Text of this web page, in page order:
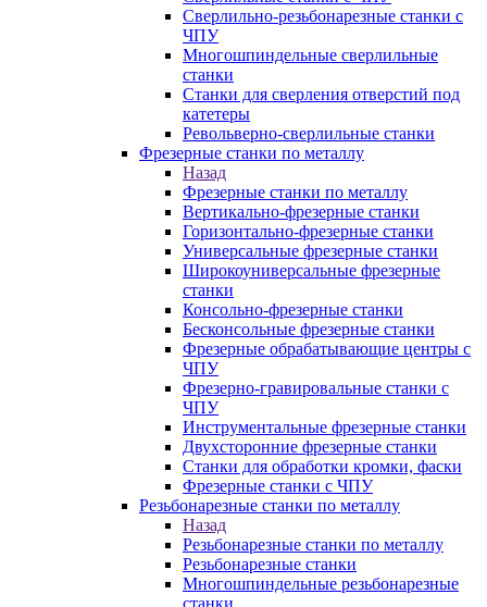
Сверлильно-резьбонарезные станки с
ЧПУ
Многошпиндельные сверлильные
станки
Станки для сверления отверстий под
катетеры
Револьверно-сверлильные станки
Фрезерные станки по металлу
Назад
Фрезерные станки по металлу
Вертикально-фрезерные станки
Горизонтально-фрезерные станки
Универсальные фрезерные станки
Широкоуниверсальные фрезерные
станки
Консольно-фрезерные станки
Бесконсольные фрезерные станки
Фрезерные обрабатывающие центры с
ЧПУ
Фрезерно-гравировальные станки с
ЧПУ
Инструментальные фрезерные станки
Двухсторонние фрезерные станки
Станки для обработки кромки, фаски
Фрезерные станки с ЧПУ
Резьбонарезные станки по металлу
Назад
Резьбонарезные станки по металлу
Резьбонарезные станки
Многошпиндельные резьбонарезные
станки